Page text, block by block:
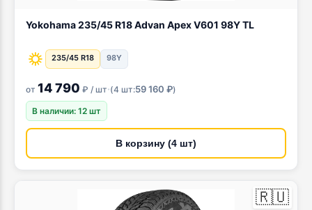
Yokohama 235/45 R18 Advan Apex V601 98Y TL
235/45 R18 98Y
от 14 790 ₽ / шт·(4 шт:59 160 ₽)
В наличии: 12 шт
В корзину (4 шт)
🇷🇺